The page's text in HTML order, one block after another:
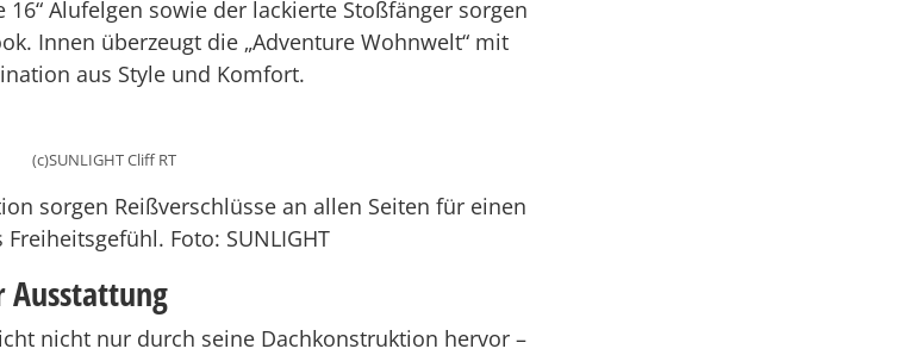
Alufelgen sowie der lackierte Stoßfänger sorgen
Innen überzeugt die „Adventure Wohnwelt“ mit
aus Style und Komfort.
(c)SUNLIGHT Cliff RT
sorgen Reißverschlüsse an allen Seiten für einen
Foto: SUNLIGHT
Ausstattung
nicht nur durch seine Dachkonstruktion hervor –